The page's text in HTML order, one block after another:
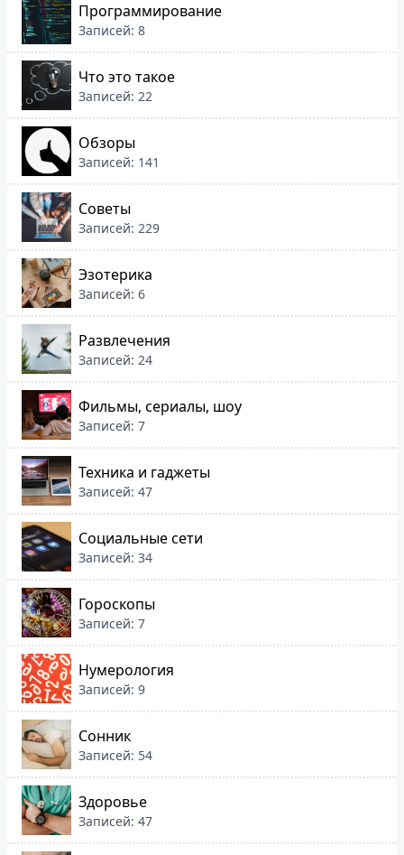
Программирование
Записей: 8
Что это такое
Записей: 22
Обзоры
Записей: 141
Советы
Записей: 229
Эзотерика
Записей: 6
Развлечения
Записей: 24
Фильмы, сериалы, шоу
Записей: 7
Техника и гаджеты
Записей: 47
Социальные сети
Записей: 34
Гороскопы
Записей: 7
Нумерология
Записей: 9
Сонник
Записей: 54
Здоровье
Записей: 47